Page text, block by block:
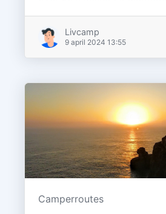
Livcamp
9 april 2024 13:55
Camperroutes